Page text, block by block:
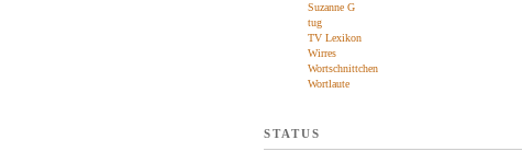
Suzanne G
tug
TV Lexikon
Wirres
Wortschnittchen
Wortlaute
STATUS